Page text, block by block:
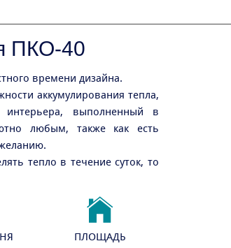
ПКО-40
времени дизайна.
аккумулирования тепла,
выполненный в
любым, также как есть
тепло в течение суток, то
ПЛОЩАДЬ